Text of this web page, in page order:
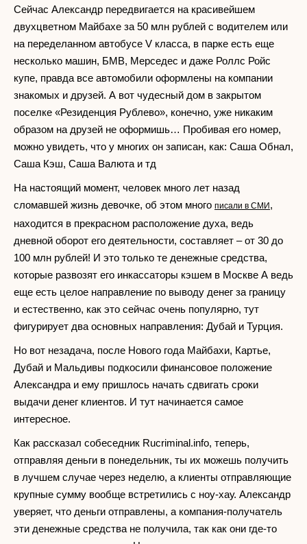
Сейчас Александр передвигается на красивейшем
двухцветном Майбахе за 50 млн рублей с водителем или
на переделанном автобусе V класса, в парке есть еще
несколько машин, БМВ, Мерседес и даже Роллс Ройс
купе, правда все автомобили оформлены на компании
знакомых и друзей. А вот чудесный дом в закрытом
поселке «Резиденция Рублево», конечно, уже никаким
образом на друзей не оформишь… Пробивая его номер,
можно увидеть, что у многих он записан, как: Саша Обнал,
Саша Кэш, Саша Валюта и тд
На настоящий момент, человек много лет назад
сломавшей жизнь девочке, об этом много писали в СМИ,
находится в прекрасном расположение духа, ведь
дневной оборот его деятельности, составляет – от 30 до
100 млн рублей! И это только те денежные средства,
которые развозят его инкассаторы кэшем в Москве А ведь
еще есть целое направление по выводу денег за границу
и естественно, как это сейчас очень популярно, тут
фигурирует два основных направления: Дубай и Турция.
Но вот незадача, после Нового года Майбахи, Картье,
Дубай и Мальдивы подкосили финансовое положение
Александра и ему пришлось начать сдвигать сроки
выдачи денег клиентов. И тут начинается самое
интересное.
Как рассказал собеседник Rucriminal.info, теперь,
отправляя деньги в понедельник, ты их можешь получить
в лучшем случае через неделю, а клиенты отправляющие
крупные сумму вообще встретились с ноу-хау. Александр
уверяет, что деньги отправлены, а компания-получатель
эти денежные средства не получила, так как они где-то